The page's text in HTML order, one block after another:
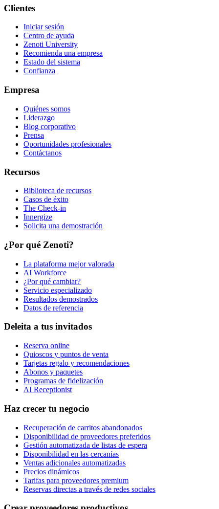
Clientes
Iniciar sesión
Centro de ayuda
Zenoti University
Recomienda una empresa
Estado del sistema
Confianza
Empresa
Quiénes somos
Liderazgo
Blog corporativo
Prensa
Oportunidades profesionales
Contáctanos
Recursos
Biblioteca de recursos
Casos de éxito
The Check-in
Innergize
Solicita una demostración
¿Por qué Zenoti?
La plataforma mejor valorada
AI Workforce
¿Por qué cambiar?
Servicio especializado
Resultados demostrados
Datos de referencia
Deleita a tus invitados
Reserva online
Quioscos y puntos de venta
Tarjetas regalo y recomendaciones
Abonos y paquetes
Programas de fidelización
AI Receptionist
Haz crecer tu negocio
Recuperación de carritos abandonados
Disponibilidad de proveedores preferidos
Gestión automatizada de listas de espera
Disponibilidad en las cercanías
Ventas adicionales automatizadas
Precios dinámicos
Tarifas para proveedores premium
Reservas directas a través de redes sociales